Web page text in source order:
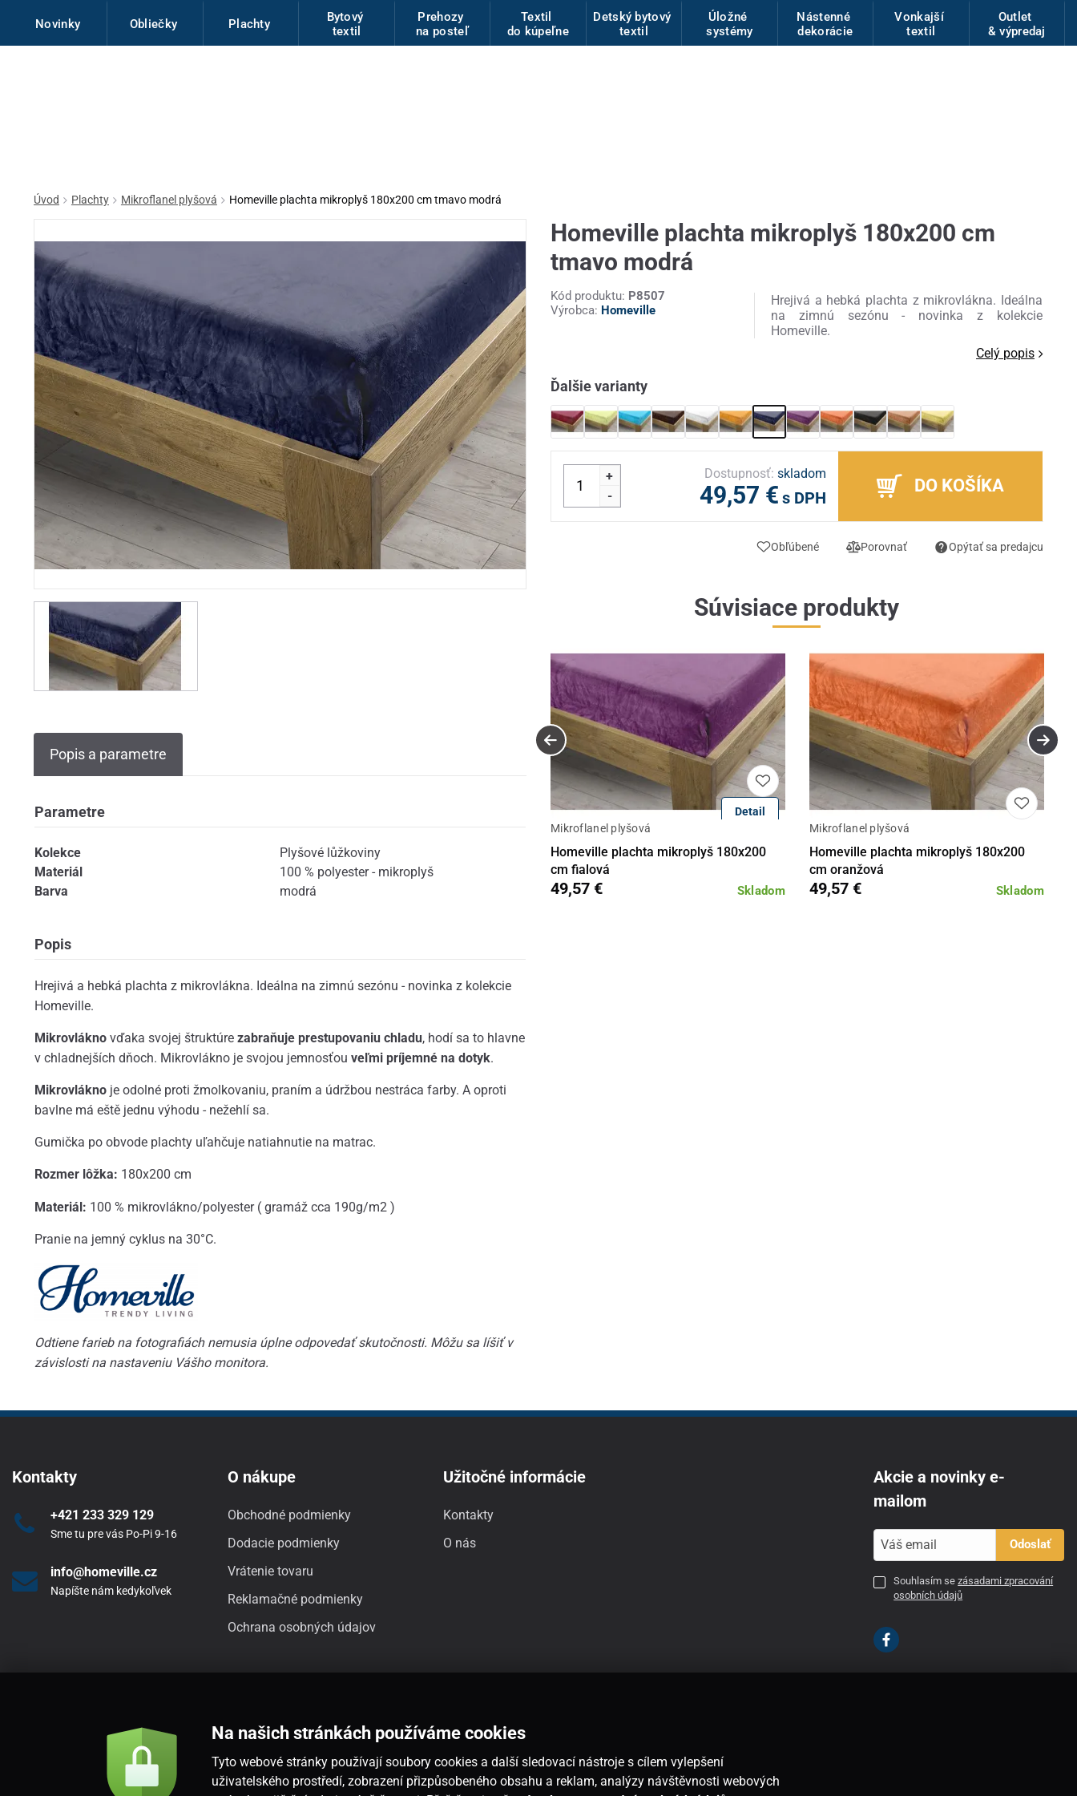
Novinky Obliečky Plachty
Bytový
textil
Prehozy
na posteľ
Textil
do kúpeľne
Detský bytový
textil
Úložné
systémy
Nástenné
dekorácie
Vonkajší
textil
Outlet
& výpredaj
Úvod Plachty Mikroflanel plyšová Homeville plachta mikroplyš 180x200 cm tmavo modrá
Popis a parametre
Parametre
Kolekce
Plyšové lůžkoviny
Materiál
100 % polyester - mikroplyš
Barva
modrá
Popis
Hrejivá a hebká plachta z mikrovlákna. Ideálna na zimnú sezónu - novinka z kolekcie
Homeville.
Mikrovláknovďaka svojej štruktúre zabraňuje prestupovaniu chladu, hodí sa to hlavne
v chladnejších dňoch. Mikrovlákno je svojou jemnosťou veľmi príjemné na dotyk.
Mikrovláknoje odolné proti žmolkovaniu, praním a údržbou nestráca farby. A oproti
bavlne má eště jednu výhodu - nežehlí sa.
Gumička po obvode plachty uľahčuje natiahnutie na matrac.
Rozmer lôžka: 180x200 cm
Materiál: 100 % mikrovlákno/polyester ( gramáž cca 190g/m2 )
Pranie na jemný cyklus na 30°C.
Odtiene farieb na fotografiách nemusia úplne odpovedať skutočnosti. Môžu sa líšiť v
závislosti na nastaveniu Vášho monitora.
Homeville plachta mikroplyš 180x200 cm
tmavo modrá
Kód produktu: P8507
Výrobca: Homeville
Hrejivá a hebká plachta z mikrovlákna. Ideálna
na zimnú sezónu - novinka z kolekcie
Homeville.
Celý popis
Ďalšie varianty
+
-
Dostupnosť: skladom
49,57 € s DPH
DO KOŠÍKA
Obľúbené Porovnať Opýtať sa predajcu
Súvisiace produkty
Detail
Mikroflanel plyšová
Homeville plachta mikroplyš 180x200
cm fialová
Skladom
49,57 €
Mikroflanel plyšová
Homeville plachta mikroplyš 180x200
cm oranžová
Skladom
49,57 €
Kontakty
+421 233 329 129
Sme tu pre vás Po-Pi 9-16
info@homeville.cz
Napíšte nám kedykoľvek
O nákupe
Obchodné podmienky
Dodacie podmienky
Vrátenie tovaru
Reklamačné podmienky
Ochrana osobných údajov
Užitočné informácie
Kontakty
O nás
Akcie a novinky e-
mailom
Odoslať
Souhlasím sezásadami zpracování
osobních údajů
Na našich stránkách používáme cookies
Tyto webové stránky používají soubory cookies a další sledovací nástroje s cílem vylepšení
uživatelského prostředí, zobrazení přizpůsobeného obsahu a reklam, analýzy návštěvnosti webových